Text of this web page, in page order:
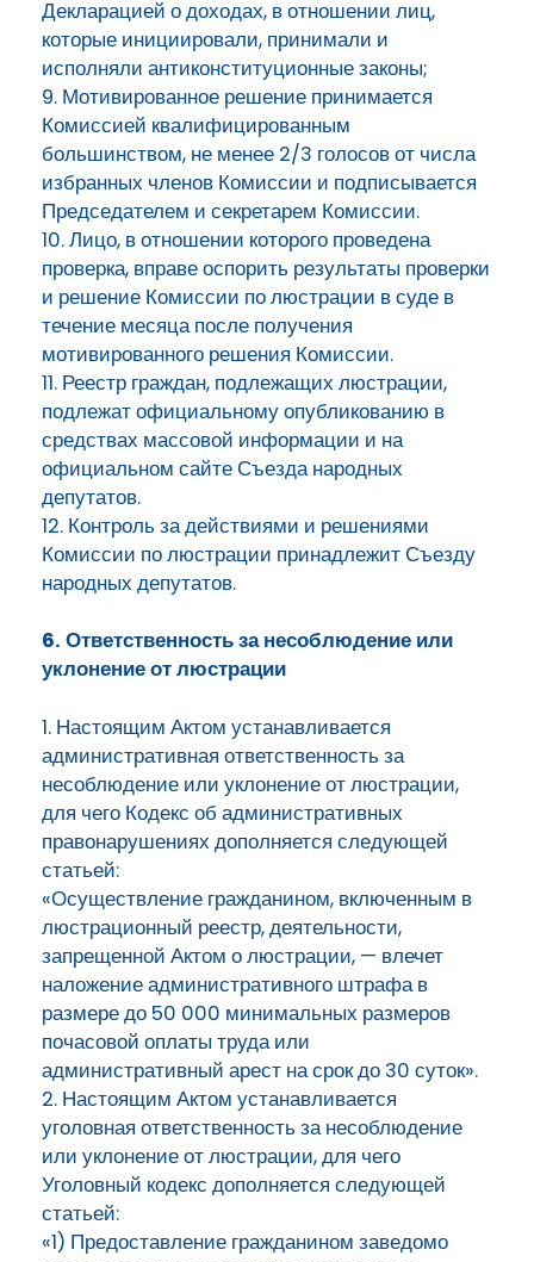
Декларацией о доходах, в отношении лиц,
которые инициировали, принимали и
исполняли антиконституционные законы;
9. Мотивированное решение принимается
Комиссией квалифицированным
большинством, не менее 2/3 голосов от числа
избранных членов Комиссии и подписывается
Председателем и секретарем Комиссии.
10. Лицо, в отношении которого проведена
проверка, вправе оспорить результаты проверки
и решение Комиссии по люстрации в суде в
течение месяца после получения
мотивированного решения Комиссии.
11. Реестр граждан, подлежащих люстрации,
подлежат официальному опубликованию в
средствах массовой информации и на
официальном сайте Съезда народных
депутатов.
12. Контроль за действиями и решениями
Комиссии по люстрации принадлежит Съезду
народных депутатов.
6. Ответственность за несоблюдение или
уклонение от люстрации
1. Настоящим Актом устанавливается
административная ответственность за
несоблюдение или уклонение от люстрации,
для чего Кодекс об административных
правонарушениях дополняется следующей
статьей:
«Осуществление гражданином, включенным в
люстрационный реестр, деятельности,
запрещенной Актом о люстрации, — влечет
наложение административного штрафа в
размере до 50 000 минимальных размеров
почасовой оплаты труда или
административный арест на срок до 30 суток».
2. Настоящим Актом устанавливается
уголовная ответственность за несоблюдение
или уклонение от люстрации, для чего
Уголовный кодекс дополняется следующей
статьей:
«1) Предоставление гражданином заведомо